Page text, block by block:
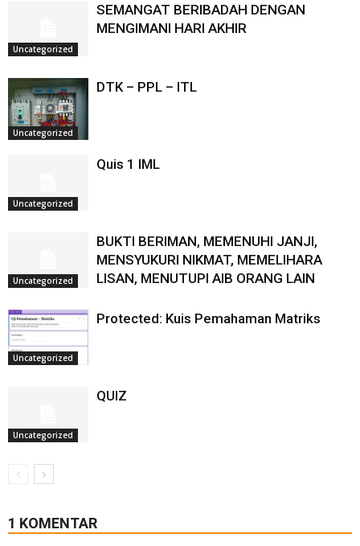
Uncategorized
SEMANGAT BERIBADAH DENGAN
MENGIMANI HARI AKHIR
Uncategorized
DTK – PPL – ITL
Uncategorized
Quis 1 IML
Uncategorized
BUKTI BERIMAN, MEMENUHI JANJI,
MENSYUKURI NIKMAT, MEMELIHARA
LISAN, MENUTUPI AIB ORANG LAIN
Uncategorized
Protected: Kuis Pemahaman Matriks
Uncategorized
QUIZ
1 KOMENTAR